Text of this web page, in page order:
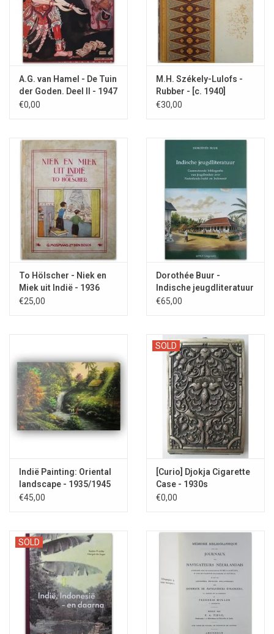
A.G. van Hamel - De Tuin
der Goden. Deel II - 1947
€0,00
M.H. Székely-Lulofs -
Rubber - [c. 1940]
€30,00
To Hölscher - Niek en
Miek uit Indië - 1936
€25,00
Dorothée Buur -
Indische jeugdliteratuur
- 1992
€65,00
Indië Painting: Oriental
landscape - 1935/1945
€45,00
SOLD
[Curio] Djokja Cigarette
Case - 1930s
€0,00
SOLD